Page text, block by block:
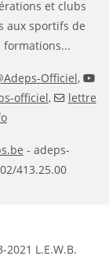
et clubs
aux sportifs de
formations...
Officiel,
officiel,
lettre
- adeps-
413.25.00
2021 L.E.W.B.